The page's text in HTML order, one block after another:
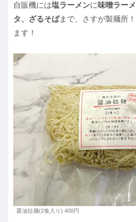
自販機には塩ラーメンに味噌ラー
タ、ざるそばまで、さすが製麺所
ます！
醤油拉麺(2食入り) 400円